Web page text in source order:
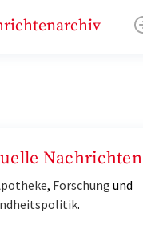
Nachrichten
, Forschung und
.